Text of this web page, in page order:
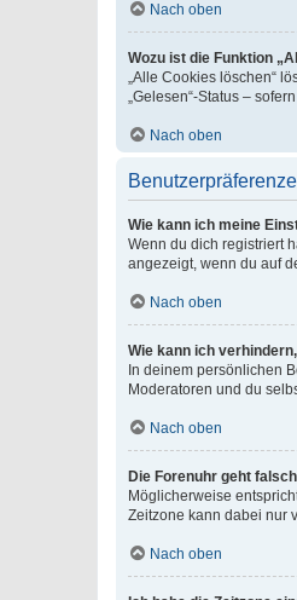
Nach oben
Wozu ist die Funktion
„Alle Cookies löschen“
„Gelesen“-Status –
Nach oben
Wie kann ich meine
Wenn du dich registriert
angezeigt, wenn du auf
Nach oben
Wie kann ich
In deinem persönlichen
Moderatoren und du
Nach oben
Die Forenuhr geht
Möglicherweise
Zeitzone kann dabei nur
Nach oben